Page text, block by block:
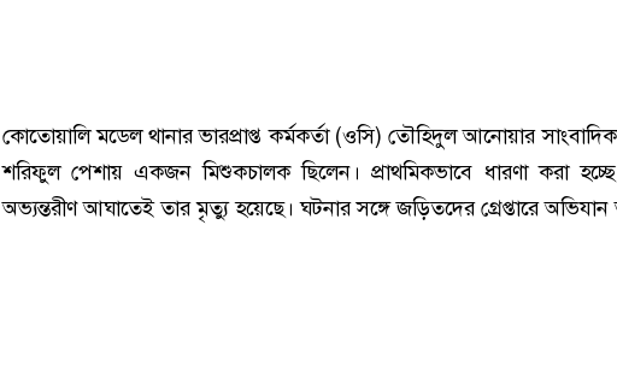
কোতোয়ালি মডেল থানার ভারপ্রাপ্ত কর্মকর্তা (ওসি) তৌহিদুল আনোয়ার
শরিফুল পেশায় একজন মিশুকচালক ছিলেন। প্রাথমিকভাবে ধারণা করা
অভ্যন্তরীণ আঘাতেই তার মৃত্যু হয়েছে। ঘটনার সঙ্গে জড়িতদের গ্রেপ্তারে